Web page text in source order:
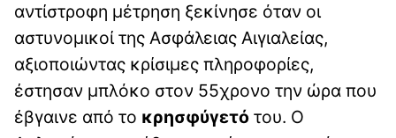
αντίστροφη μέτρηση ξεκίνησε όταν οι
αστυνομικοί της Ασφάλειας Αιγιαλείας,
αξιοποιώντας κρίσιμες πληροφορίες,
έστησαν μπλόκο στον 55χρονο την ώρα που
έβγαινε από το κρησφύγετό του. Ο